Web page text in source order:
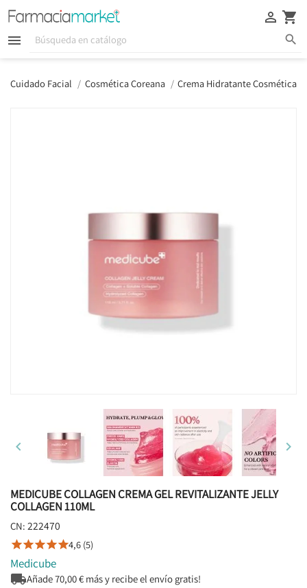
  
 
Cuidado Facial Cosmética Coreana Crema Hidratante Cosmética
 
MEDICUBE COLLAGEN CREMA GEL REVITALIZANTE JELLY
COLLAGEN 110ML
CN: 222470
4,6 (5)
Medicube
Añade70,00€ más y recibe el envío gratis!